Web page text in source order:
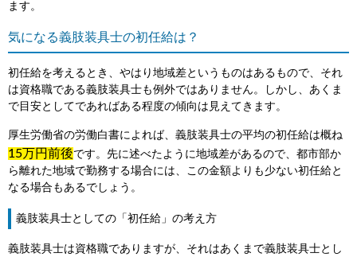
ます。
気になる義肢装具士の初任給は？
初任給を考えるとき、やはり地域差というものはあるもので、それ
は資格職である義肢装具士も例外ではありません。しかし、あくま
で目安としてであればある程度の傾向は見えてきます。
厚生労働省の労働白書によれば、義肢装具士の平均の初任給は概ね
15万円前後です。先に述べたように地域差があるので、都市部か
ら離れた地域で勤務する場合には、この金額よりも少ない初任給と
なる場合もあるでしょう。
義肢装具士としての「初任給」の考え方
義肢装具士は資格職でありますが、それはあくまで義肢装具士とし